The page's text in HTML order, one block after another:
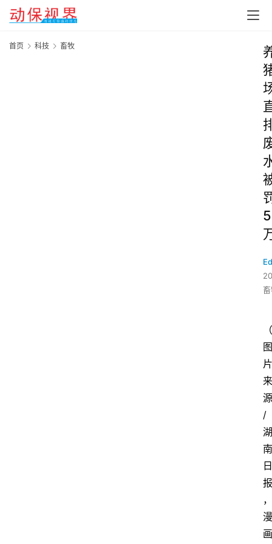
首页 科技 畜牧
5
（
图
片
来
源
/
湖
南
日
报
，
漫
画